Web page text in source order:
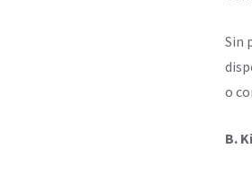
Sin
o
B.